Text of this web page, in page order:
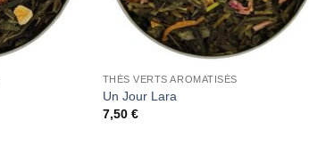
THÉS VERTS AROMATISÉS
Un Jour Lara
7,50 €